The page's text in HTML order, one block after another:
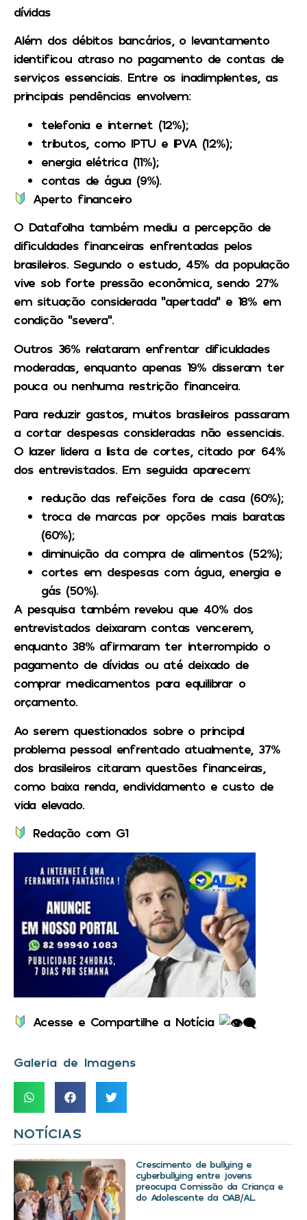
dívidas
Além dos débitos bancários, o levantamento
identificou atraso no pagamento de contas de
serviços essenciais. Entre os inadimplentes, as
principais pendências envolvem:
telefonia e internet (12%);
tributos, como IPTU e IPVA (12%);
energia elétrica (11%);
contas de água (9%).
Aperto financeiro
O Datafolha também mediu a percepção de
dificuldades financeiras enfrentadas pelos
brasileiros. Segundo o estudo, 45% da população
vive sob forte pressão econômica, sendo 27%
em situação considerada “apertada” e 18% em
condição “severa”.
Outros 36% relataram enfrentar dificuldades
moderadas, enquanto apenas 19% disseram ter
pouca ou nenhuma restrição financeira.
Para reduzir gastos, muitos brasileiros passaram
a cortar despesas consideradas não essenciais.
O lazer lidera a lista de cortes, citado por 64%
dos entrevistados. Em seguida aparecem:
redução das refeições fora de casa (60%);
troca de marcas por opções mais baratas
(60%);
diminuição da compra de alimentos (52%);
cortes em despesas com água, energia e
gás (50%).
A pesquisa também revelou que 40% dos
entrevistados deixaram contas vencerem,
enquanto 38% afirmaram ter interrompido o
pagamento de dívidas ou até deixado de
comprar medicamentos para equilibrar o
orçamento.
Ao serem questionados sobre o principal
problema pessoal enfrentado atualmente, 37%
dos brasileiros citaram questões financeiras,
como baixa renda, endividamento e custo de
vida elevado.
Redação com G1
Acesse e Compartilhe a Notícia
Galeria de Imagens
NOTÍCIAS
Crescimento de bullying e
cyberbullying entre jovens
preocupa Comissão da Criança e
do Adolescente da OAB/AL